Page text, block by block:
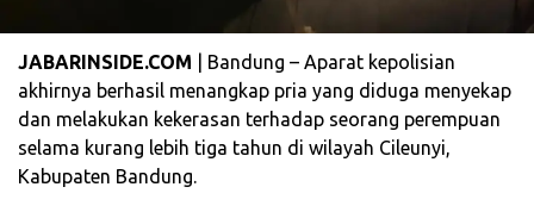
JABARINSIDE.COM | Bandung – Aparat kepolisian
akhirnya berhasil menangkap pria yang diduga menyekap
dan melakukan kekerasan terhadap seorang perempuan
selama kurang lebih tiga tahun di wilayah Cileunyi,
Kabupaten Bandung.